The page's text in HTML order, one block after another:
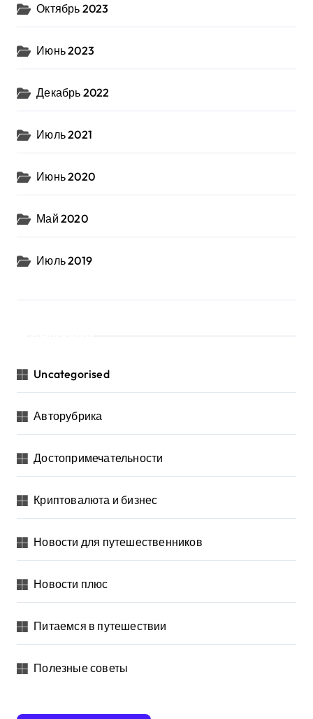
Октябрь 2023
Июнь 2023
Декабрь 2022
Июль 2021
Июнь 2020
Май 2020
Июль 2019
Uncategorised
Авторубрика
Достопримечательности
Криптовалюта и бизнес
Новости для путешественников
Новости плюс
Питаемся в путешествии
Полезные советы